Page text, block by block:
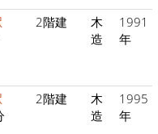
2階建
木
造
1991
年
2階建
木
造
1995
年